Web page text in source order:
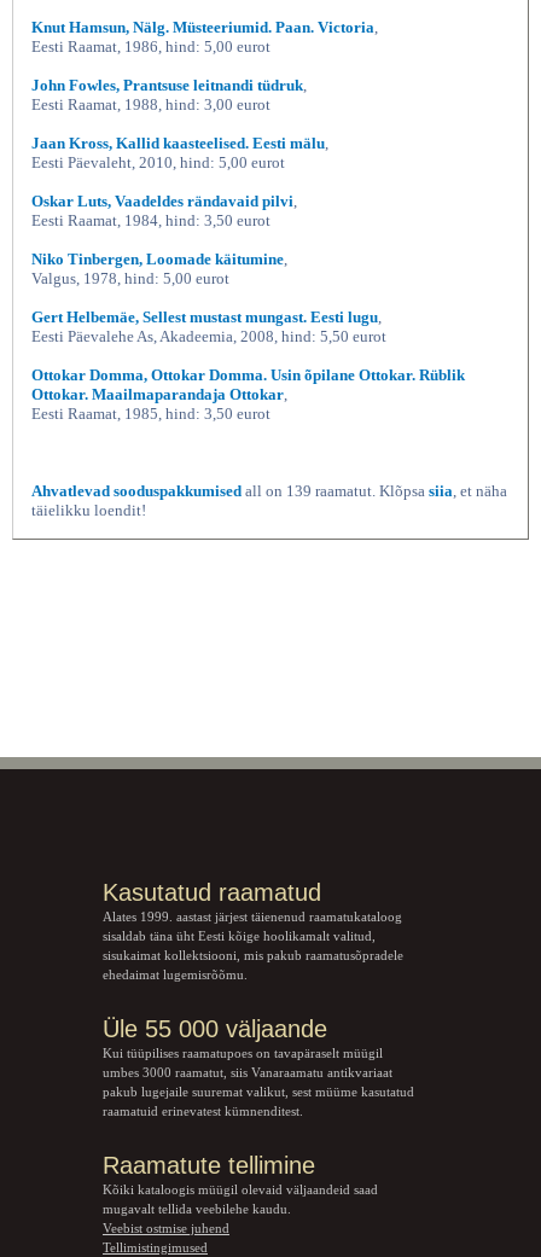
Knut Hamsun, Nälg. Müsteeriumid. Paan. Victoria
Eesti Raamat, 1986, hind: 5,00 eurot
John Fowles, Prantsuse leitnandi tüdruk
Eesti Raamat, 1988, hind: 3,00 eurot
Jaan Kross, Kallid kaasteelised. Eesti mälu
Eesti Päevaleht, 2010, hind: 5,00 eurot
Oskar Luts, Vaadeldes rändavaid pilvi
Eesti Raamat, 1984, hind: 3,50 eurot
Niko Tinbergen, Loomade käitumine
Valgus, 1978, hind: 5,00 eurot
Gert Helbemäe, Sellest mustast mungast. Eesti lugu
Eesti Päevalehe As, Akadeemia, 2008, hind: 5,50 eurot
Ottokar Domma, Ottokar Domma. Usin õpilane Ottokar. Rüblik
Ottokar. Maailmaparandaja Ottokar
Eesti Raamat, 1985, hind: 3,50 eurot
Ahvatlevad sooduspakkumised all on 139 raamatut. Klõpsa siia , et näha
täielikku loendit!
Kasutatud raamatud
Alates 1999. aastast järjest täienenud raamatukataloog
sisaldab täna üht Eesti kõige hoolikamalt valitud,
sisukaimat kollektsiooni, mis pakub raamatusõpradele
ehedaimat lugemisrõõmu.
Üle 55 000 väljaande
Kui tüüpilises raamatupoes on tavapäraselt müügil
umbes 3000 raamatut, siis Vanaraamatu antikvariaat
pakub lugejaile suuremat valikut, sest müüme kasutatud
raamatuid erinevatest kümnenditest.
Raamatute tellimine
Kõiki kataloogis müügil olevaid väljaandeid saad
mugavalt tellida veebilehe kaudu.
Veebist ostmise juhend
Tellimistingimused